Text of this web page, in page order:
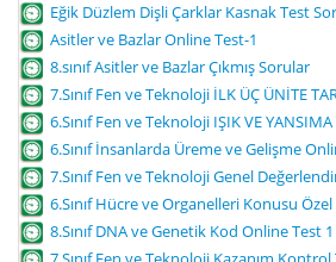
Eğik Düzlem Dişli Çarklar Kasnak Test
Asitler ve Bazlar Online Test-1
8.sınıf Asitler ve Bazlar Çıkmış Sorular
7.Sınıf Fen ve Teknoloji İLK ÜÇ ÜNİTE
6.Sınıf Fen ve Teknoloji IŞIK VE
6.Sınıf İnsanlarda Üreme ve Gelişme
7.Sınıf Fen ve Teknoloji Genel
6.Sınıf Hücre ve Organelleri Konusu
8.Sınıf DNA ve Genetik Kod Online Test 1